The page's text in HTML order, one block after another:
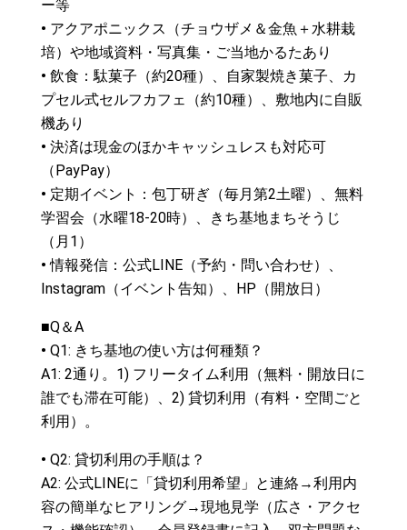
ー等
• アクアポニックス（チョウザメ＆金魚＋水耕栽
培）や地域資料・写真集・ご当地かるたあり
• 飲食：駄菓子（約20種）、自家製焼き菓子、カ
プセル式セルフカフェ（約10種）、敷地内に自販
機あり
• 決済は現金のほかキャッシュレスも対応可
（PayPay）
• 定期イベント：包丁研ぎ（毎月第2土曜）、無料
学習会（水曜18-20時）、きち基地まちそうじ
（月1）
•情報発信：公式LINE（予約・問い合わせ）、
Instagram（イベント告知）、HP（開放日）
■Q＆A
• Q1: きち基地の使い方は何種類？
A1: 2通り。1) フリータイム利用（無料・開放日に
誰でも滞在可能）、2) 貸切利用（有料・空間ごと
利用）。
• Q2: 貸切利用の手順は？
A2: 公式LINEに「貸切利用希望」と連絡→利用内
容の簡単なヒアリング→現地見学（広さ・アクセ